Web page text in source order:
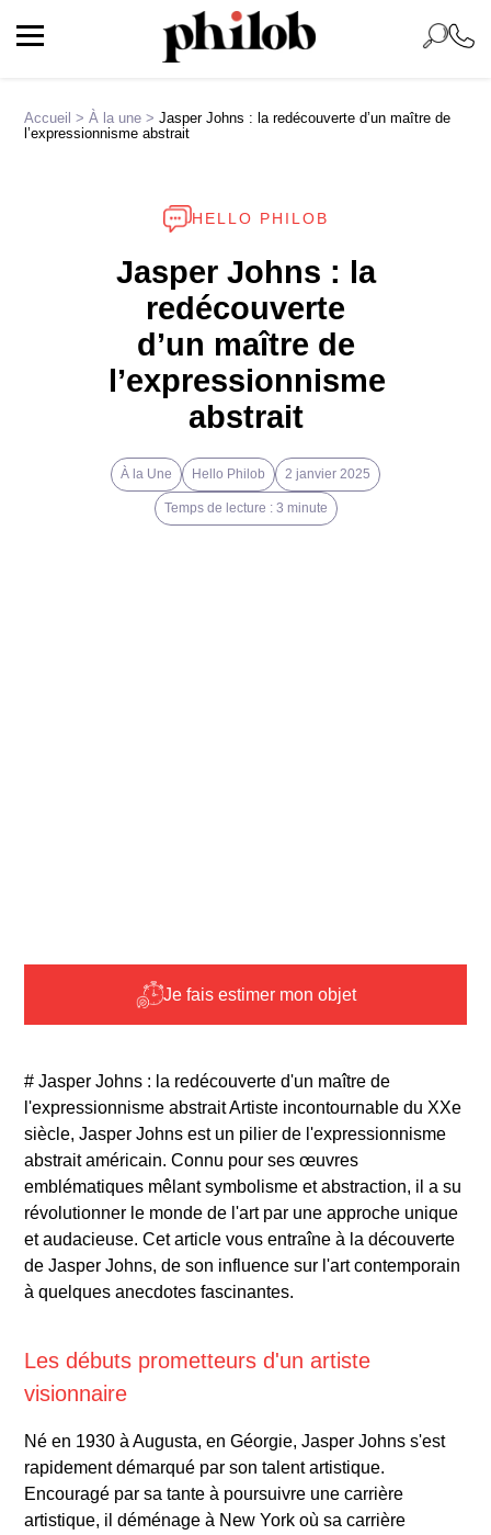
Accueil >À la une >Jasper Johns : la redécouverte d’un maître de
l’expressionnisme abstrait
HELLO PHILOB
Jasper Johns : la
redécouverte
d’un maître de
l’expressionnisme
abstrait
À la Une Hello Philob 2 janvier 2025
Temps de lecture : 3 minute
Je fais estimer mon objet
# Jasper Johns : la redécouverte d'un maître de
l'expressionnisme abstrait Artiste incontournable du XXe
siècle, Jasper Johns est un pilier de l'expressionnisme
abstrait américain. Connu pour ses œuvres
emblématiques mêlant symbolisme et abstraction, il a su
révolutionner le monde de l'art par une approche unique
et audacieuse. Cet article vous entraîne à la découverte
de Jasper Johns, de son influence sur l'art contemporain
à quelques anecdotes fascinantes.
Les débuts prometteurs d'un artiste
visionnaire
Né en 1930 à Augusta, en Géorgie, Jasper Johns s'est
rapidement démarqué par son talent artistique.
Encouragé par sa tante à poursuivre une carrière
artistique, il déménage à New York où sa carrière